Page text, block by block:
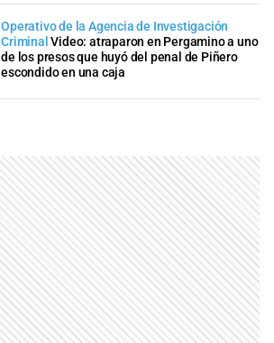
Operativo de la Agencia de Investigación
CriminalVideo: atraparon en Pergamino a uno
de los presos que huyó del penal de Piñero
escondido en una caja